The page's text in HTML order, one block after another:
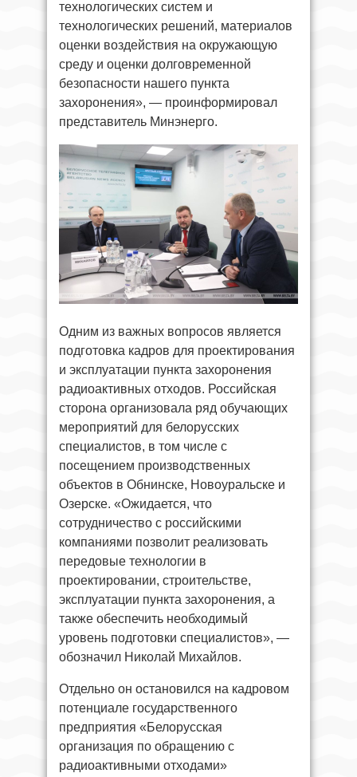
технологических систем и
технологических решений, материалов
оценки воздействия на окружающую
среду и оценки долговременной
безопасности нашего пункта
захоронения», — проинформировал
представитель Минэнерго.
Одним из важных вопросов является
подготовка кадров для проектирования
и эксплуатации пункта захоронения
радиоактивных отходов. Российская
сторона организовала ряд обучающих
мероприятий для белорусских
специалистов, в том числе с
посещением производственных
объектов в Обнинске, Новоуральске и
Озерске. «Ожидается, что
сотрудничество с российскими
компаниями позволит реализовать
передовые технологии в
проектировании, строительстве,
эксплуатации пункта захоронения, а
также обеспечить необходимый
уровень подготовки специалистов», —
обозначил Николай Михайлов.
Отдельно он остановился на кадровом
потенциале государственного
предприятия «Белорусская
организация по обращению с
радиоактивными отходами»